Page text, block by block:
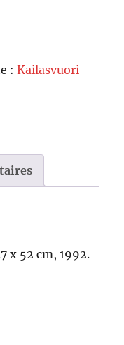
:Kailasvuori
x 52 cm, 1992.